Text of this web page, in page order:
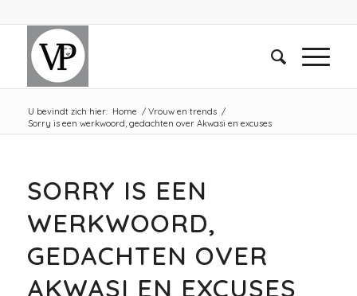
U bevindt zich hier: Home / Vrouw en trends /
Sorry is een werkwoord, gedachten over Akwasi en excuses
SORRY IS EEN
WERKWOORD,
GEDACHTEN OVER
AKWASI EN EXCUSES